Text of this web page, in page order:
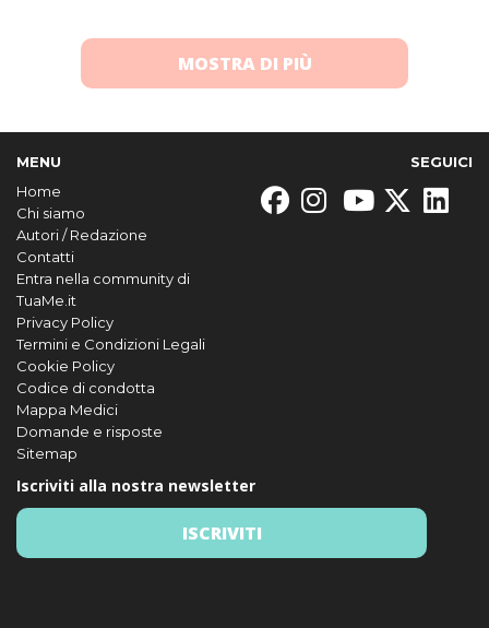
MOSTRA DI PIÙ
MENU
Home
Chi siamo
Autori / Redazione
Contatti
Entra nella community di
TuaMe.it
Privacy Policy
Termini e Condizioni Legali
Cookie Policy
Codice di condotta
Mappa Medici
Domande e risposte
Sitemap
SEGUICI
Iscriviti alla nostra newsletter
ISCRIVITI